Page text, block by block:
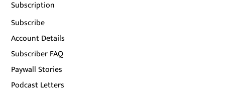
Subscription
Subscribe
Account Details
Subscriber FAQ
Paywall Stories
Podcast Letters